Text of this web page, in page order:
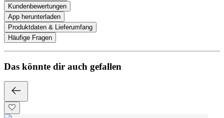
Kundenbewertungen
App herunterladen
Produktdaten & Lieferumfang
Häufige Fragen
Das könnte dir auch gefallen